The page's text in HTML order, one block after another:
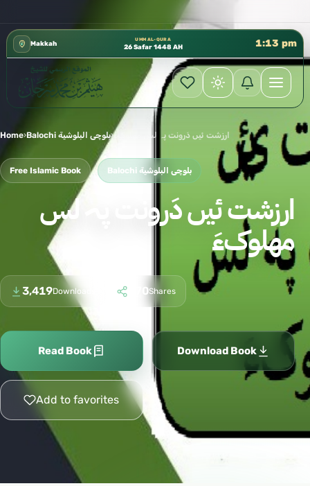
كتب الشيخ هيثم سرحان حفظه الله متوفرة مجانًا في المسجد النبوي، 📍 باب ٣٧ (باب مكة) – الطابق الثالث 📍 إدارة الشؤون العلمية بالحسبة 📚 متوفرة بجميع
Makkah
UMM AL-QURA
26 Safar 1448 AH 1:13 pm
Home› Balochi بلوچی البلوشية›ارزشت ئیں دَرونت پہ لس مھلوکءَ
Free Islamic Book Balochi بلوچی البلوشية
ارزشت ئیں دَرونت پہ لس
مھلوکءَ
3,419Downloads 170Shares
Read Book Download Book
Add to favorites